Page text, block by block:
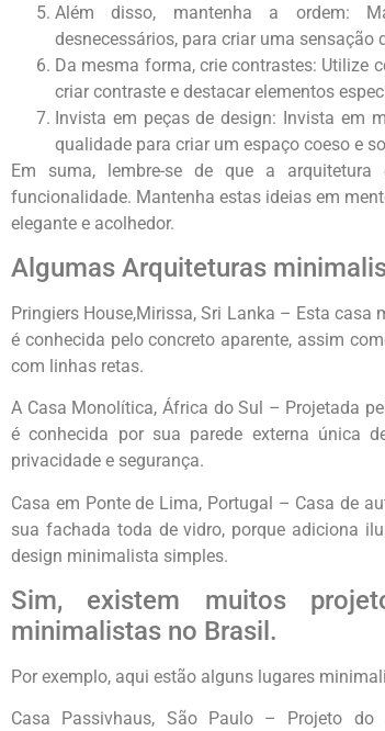
Além disso, mantenha a ordem:
desnecessários, para criar uma sensação
Da mesma forma, crie contrastes: Utilize
criar contraste e destacar elementos
Invista em peças de design: Invista em
qualidade para criar um espaço coeso e
Em suma, lembre-se de que a
funcionalidade. Mantenha estas ideias em
elegante e acolhedor.
Algumas Arquiteturas
Pringiers House,Mirissa, Sri Lanka – Esta
é conhecida pelo concreto aparente, assim
com linhas retas.
A Casa Monolítica, África do Sul – Projetada
é conhecida por sua parede externa única
privacidade e segurança.
Casa em Ponte de Lima, Portugal – Casa de
sua fachada toda de vidro, porque adiciona
design minimalista simples.
Sim, existem muitos
minimalistas no Brasil.
Por exemplo, aqui estão alguns lugares
Casa Passivhaus, São Paulo – Projeto do